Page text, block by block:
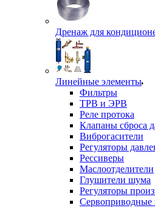
Дренаж для
Линейные элементы
Фильтры
ТРВ и ЭРВ
Реле протока
Клапаны сброса
Виброгасители
Регуляторы
Рессиверы
Маслоотделители
Глушители шума
Регуляторы
Сервоприводные